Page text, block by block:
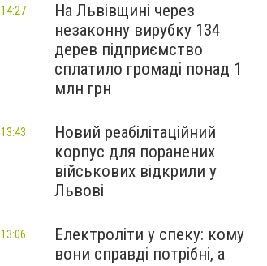
На Львівщині через
незаконну вирубку 134
дерев підприємство
сплатило громаді понад 1
млн грн
14:27
Новий реабілітаційний
корпус для поранених
військових відкрили у
Львові
13:43
Електроліти у спеку: кому
вони справді потрібні, а
13:06